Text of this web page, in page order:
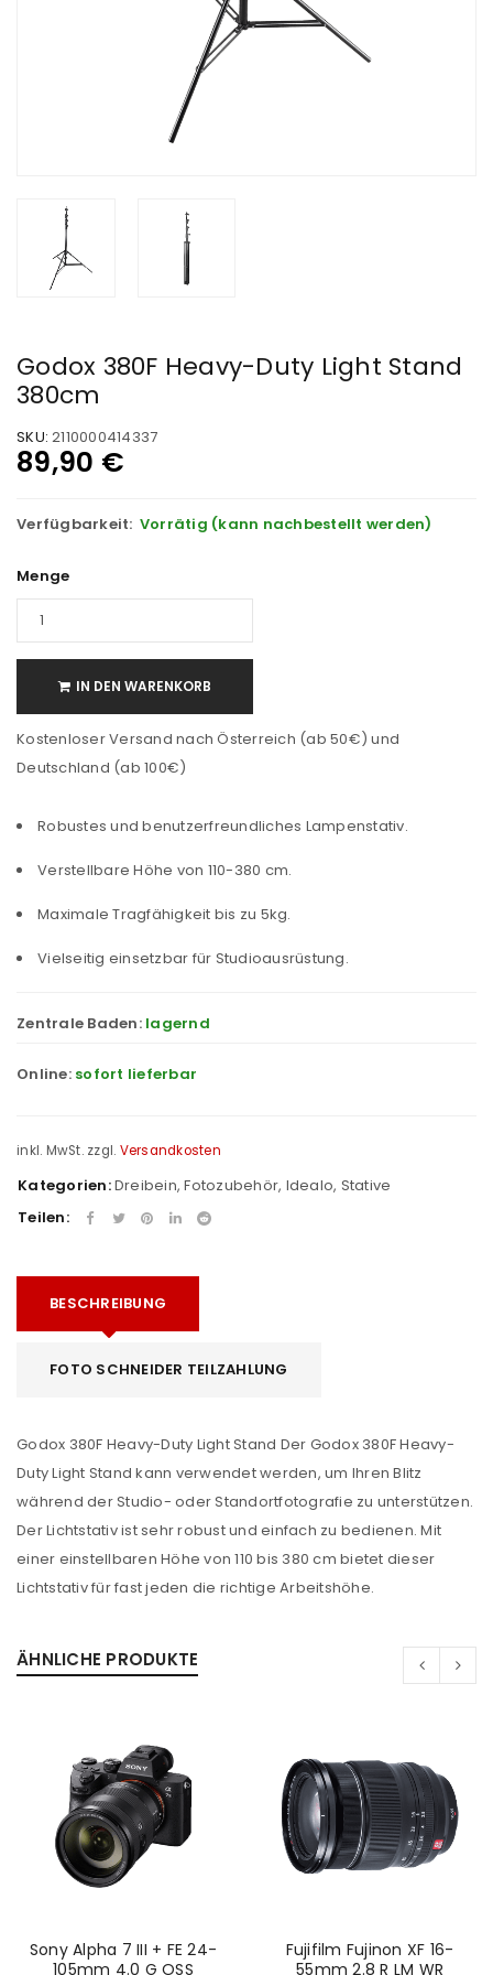
ANMELDEN
Godox 380F Heavy-Duty Light Stand
380cm
SKU: 2110000414337
89,90 €
Verfügbarkeit: Vorrätig (kann nachbestellt werden)
Menge
IN DEN WARENKORB
Kostenloser Versand nach Österreich (ab 50€) und
Deutschland (ab 100€)
Robustes und benutzerfreundliches Lampenstativ.
Verstellbare Höhe von 110-380 cm.
Maximale Tragfähigkeit bis zu 5kg.
Vielseitig einsetzbar für Studioausrüstung.
Zentrale Baden: lagernd
Online: sofort lieferbar
inkl. MwSt. zzgl. Versandkosten
Kategorien:Dreibein,Fotozubehör, Idealo, Stative
Teilen:
BESCHREIBUNG
FOTO SCHNEIDER TEILZAHLUNG
Godox 380F Heavy-Duty Light Stand Der Godox 380F Heavy-
Duty Light Stand kann verwendet werden, um Ihren Blitz
während der Studio- oder Standortfotografie zu unterstützen.
Der Lichtstativ ist sehr robust und einfach zu bedienen. Mit
einer einstellbaren Höhe von 110 bis 380 cm bietet dieser
Lichtstativ für fast jeden die richtige Arbeitshöhe.
ÄHNLICHE PRODUKTE
Sony Alpha 7 III + FE 24-
105mm 4.0 G OSS
Fujifilm Fujinon XF 16-
55mm 2.8 R LM WR